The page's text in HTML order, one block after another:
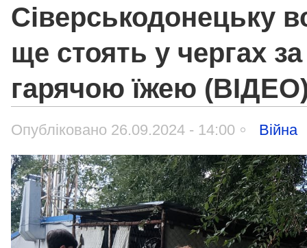
Сіверськодонецьку
ще стоять у чергах за
гарячою їжею
Опубліковано 26.09.2024 - 14:00 Війна